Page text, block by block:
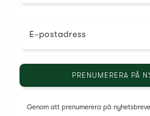
E-postadress
Genom att prenumerera på